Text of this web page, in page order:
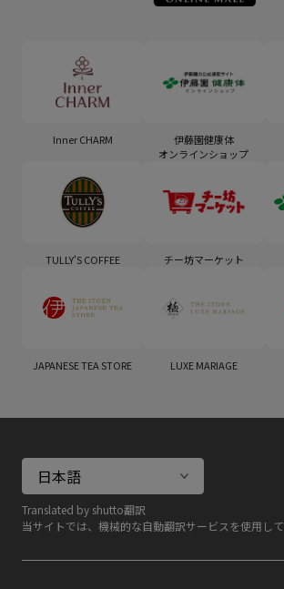
Translated by shutto翻訳
当サイトでは、機械的な自動翻訳サービスを使用して
Inner CHARM
伊藤園健康体
オンラインショップ
TULLY'S COFFEE チー坊マーケット
JAPANESE TEA STORE LUXE MARIAGE